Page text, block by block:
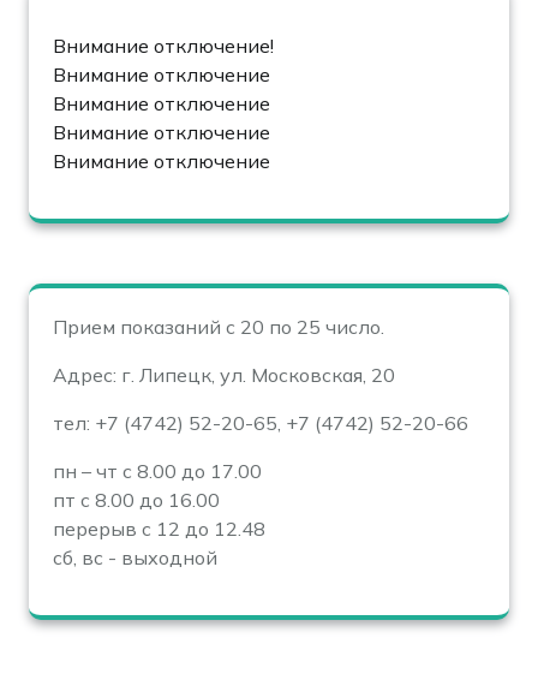
Внимание отключение!
Внимание отключение
Внимание отключение
Внимание отключение
Внимание отключение
Прием показаний с 20 по 25 число.
Адрес: г. Липецк, ул. Московская, 20
тел: +7 (4742) 52-20-65, +7 (4742) 52-20-66
пн – чт с 8.00 до 17.00
пт с 8.00 до 16.00
перерыв с 12 до 12.48
сб, вс - выходной